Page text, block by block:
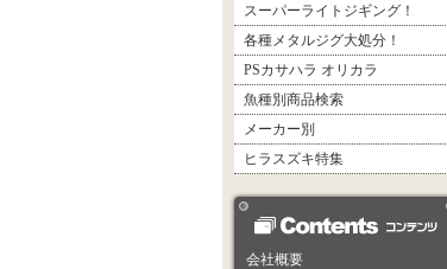
スーパーライトジギング！
各種メタルジグ大処分！
PSカサハラ オリカラ
魚種別商品検索
メーカー別
ヒラスズキ特集
会社概要